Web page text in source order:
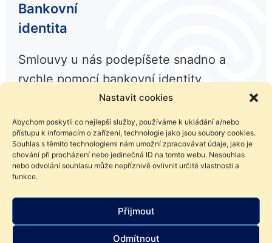
Nastavit cookies
Abychom poskytli co nejlepší služby, používáme k ukládání a/nebo
přístupu k informacím o zařízení, technologie jako jsou soubory cookies.
Souhlas s těmito technologiemi nám umožní zpracovávat údaje, jako je
chování při procházení nebo jedinečná ID na tomto webu. Nesouhlas
nebo odvolání souhlasu může nepříznivě ovlivnit určité vlastnosti a
funkce.
Přijmout
Odmítnout
Bankovní
identita
Smlouvy u nás podepíšete snadno a
rychle pomocí bankovní identity.
Líbil se Vám článek? Sdílejte ho
LinkedIn